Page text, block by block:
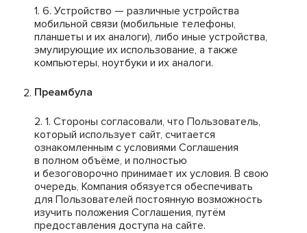
Устройство — различные устройства
мобильной связи (мобильные телефоны,
планшеты и их аналоги), либо иные устройства,
эмулирующие их использование, а также
компьютеры, ноутбуки и их аналоги.
Преамбула
Стороны согласовали, что Пользователь,
который использует сайт, считается
ознакомленным с условиями Соглашения
в полном объёме, и полностью
и безоговорочно принимает их условия. В свою
очередь, Компания обязуется обеспечивать
для Пользователей постоянную возможность
изучить положения Соглашения, путём
предоставления доступа на сайте.